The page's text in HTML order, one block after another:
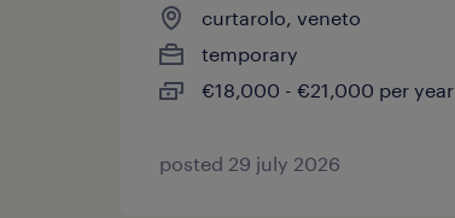
curtarolo, veneto
temporary
€18,000 - €21,000 per year
posted 29 july 2026